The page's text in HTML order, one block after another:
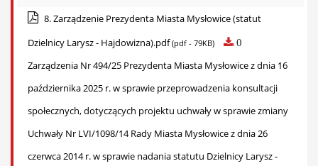
8. Zarządzenie Prezydenta Miasta Mysłowice (statut
Dzielnicy Larysz - Hajdowizna).pdf(pdf - 79KB) 0
Zarządzenia Nr 494/25 Prezydenta Miasta Mysłowice z dnia 16
października 2025 r. w sprawie przeprowadzenia konsultacji
społecznych, dotyczących projektu uchwały w sprawie zmiany
Uchwały Nr LVI/1098/14 Rady Miasta Mysłowice z dnia 26
czerwca 2014 r. w sprawie nadania statutu Dzielnicy Larysz -